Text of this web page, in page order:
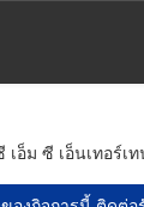
เอ็ม ซี เอ็นเทอร์เ